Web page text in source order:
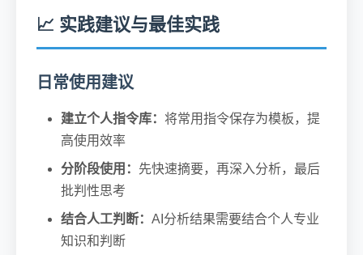
📈 实践建议与最佳实践
日常使用建议
建立个人指令库： 将常用指令保存为模板，提
高使用效率
分阶段使用： 先快速摘要，再深入分析，最后
批判性思考
结合人工判断： AI分析结果需要结合个人专业
知识和判断